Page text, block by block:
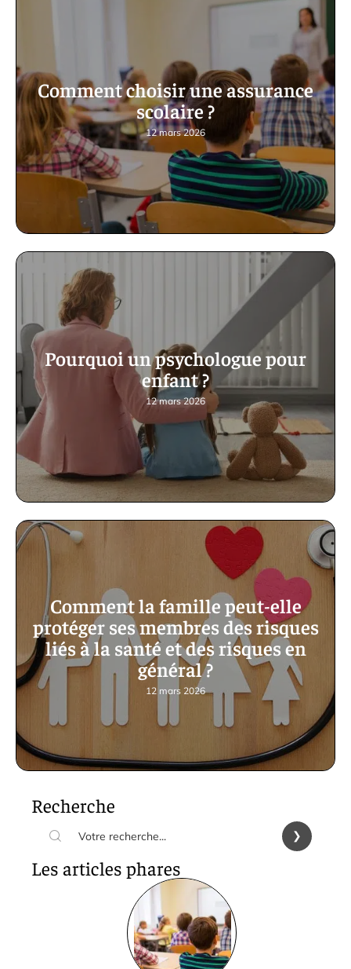
Comment choisir une assurance
scolaire ?
12 mars 2026
Pourquoi un psychologue pour
enfant ?
12 mars 2026
Comment la famille peut-elle
protéger ses membres des risques
liés à la santé et des risques en
général ?
12 mars 2026
Recherche
Les articles phares